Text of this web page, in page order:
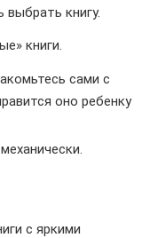
книгу.
книги.
сами с
оно ребенку
с яркими